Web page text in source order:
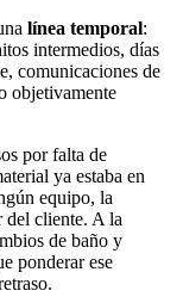
línea temporal:
intermedios, días
comunicaciones de
objetivamente
por falta de
ya estaba en
equipo, la
del cliente. A la
de baño y
ponderar ese